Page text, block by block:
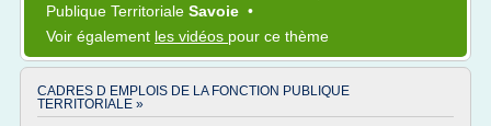
Publique Territoriale Savoie •
Voir également les vidéos pour ce thème
CADRES D EMPLOIS DE LA FONCTION PUBLIQUE
TERRITORIALE »